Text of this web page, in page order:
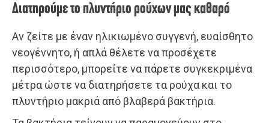
Διατηρούμε το πλυντήριο ρούχων μας καθαρό
Αν ζείτε με έναν ηλικιωμένο συγγενή, ευαίσθητο
νεογέννητο, ή απλά θέλετε να προσέχετε
περισσότερο, μπορείτε να πάρετε συγκεκριμένα
μέτρα ώστε να διατηρήσετε τα ρούχα και το
πλυντήριο μακριά από βλαβερά βακτήρια.